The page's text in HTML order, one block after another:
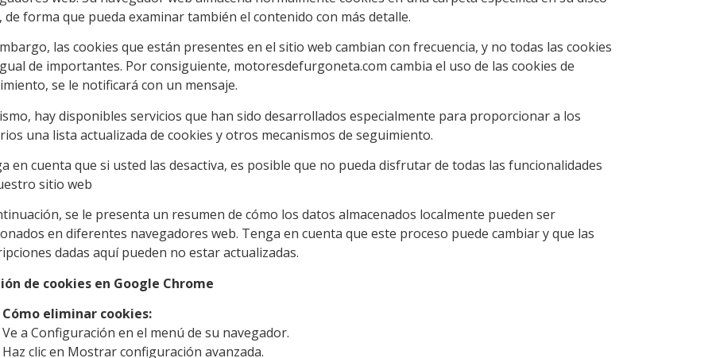
de forma que pueda examinar también el contenido con más detalle.
las cookies que están presentes en el sitio web cambian con frecuencia, y no todas las cookies
de importantes. Por consiguiente, motoresdefurgoneta.com cambia el uso de las cookies de
se le notificará con un mensaje.
hay disponibles servicios que han sido desarrollados especialmente para proporcionar a los
una lista actualizada de cookies y otros mecanismos de seguimiento.
en cuenta que si usted las desactiva, es posible que no pueda disfrutar de todas las funcionalidades
sitio web
se le presenta un resumen de cómo los datos almacenados localmente pueden ser
en diferentes navegadores web. Tenga en cuenta que este proceso puede cambiar y que las
dadas aquí pueden no estar actualizadas.
de cookies en Google Chrome
Cómo eliminar cookies:
Ve a Configuración en el menú de su navegador.
Haz clic en Mostrar configuración avanzada.